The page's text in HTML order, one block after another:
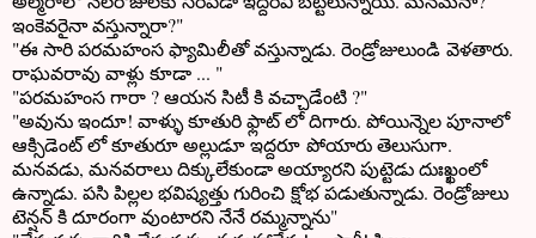
ఇంకెవరైనా వస్తున్నారా?"
"ఈ సారి పరమహంస ఫ్యామిలీతో వస్తున్నాడు. రెండ్రోజులుండి వెళతారు.
రాఘవరావు వాళ్లు కూడా ... "
"పరమహంస గారా ? ఆయన సిటీ కి వచ్చాడేంటి ?"
"అవును ఇందూ! వాళ్ళు కూతురి ఫ్లాట్ లో దిగారు. పోయిన్నెల పూనాలో
ఆక్సిడెంట్ లో కూతురూ అల్లుడూ ఇద్దరూ పోయారు తెలుసుగా.
మనవడు, మనవరాలు దిక్కులేకుండా అయ్యారని పుట్టెడు దుఃఖ్ఖంలో
ఉన్నాడు. పసి పిల్లల భవిష్యత్తు గురించి క్షోభ పడుతున్నాడు. రెండ్రోజులు
టెన్షన్ కి దూరంగా వుంటారని నేనే రమ్మన్నాను"